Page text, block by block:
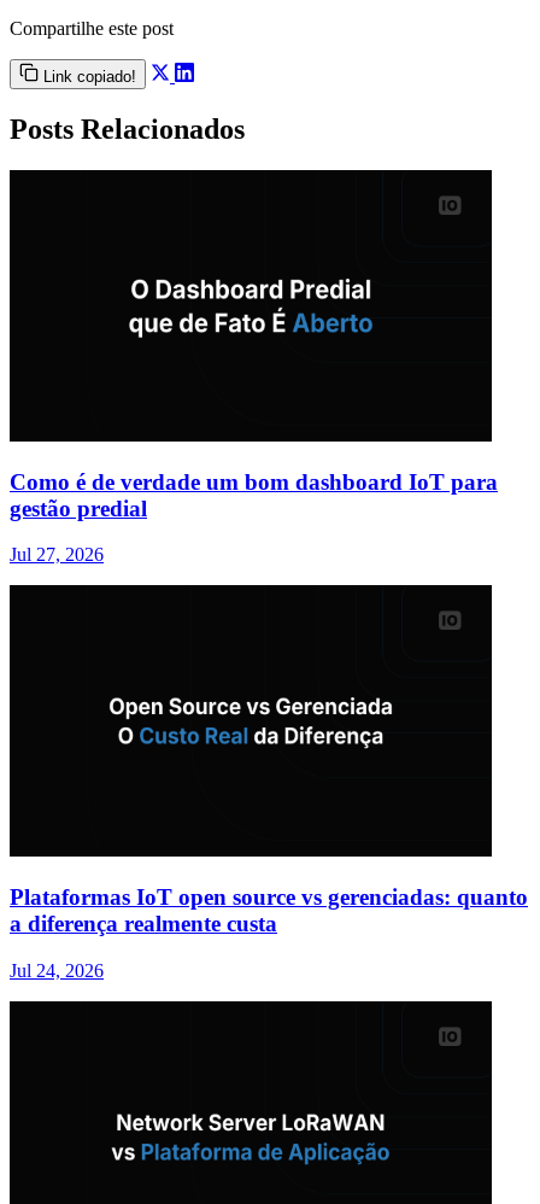
Compartilhe este post
Link copiado!
Posts Relacionados
Como é de verdade um bom dashboard IoT para
gestão predial
Jul 27, 2026
Plataformas IoT open source vs gerenciadas: quanto
a diferença realmente custa
Jul 24, 2026